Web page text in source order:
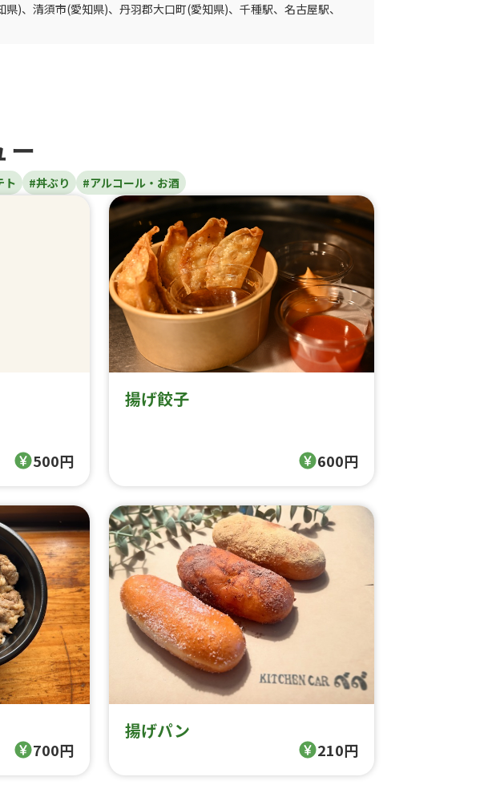
県)、 清須市(愛知県)、 丹羽郡大口町(愛知県)、 千種駅、 名古屋駅、
ー
ト #丼ぶり #アルコール・お酒
500円
揚げ餃子
600円
700円
揚げパン
210円